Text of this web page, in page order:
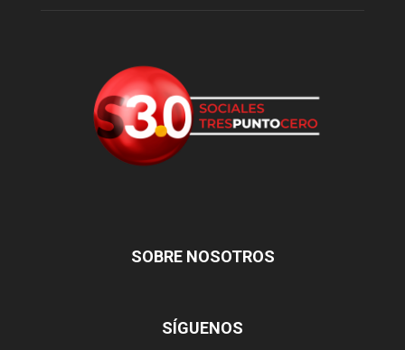
SOBRE NOSOTROS
SÍGUENOS